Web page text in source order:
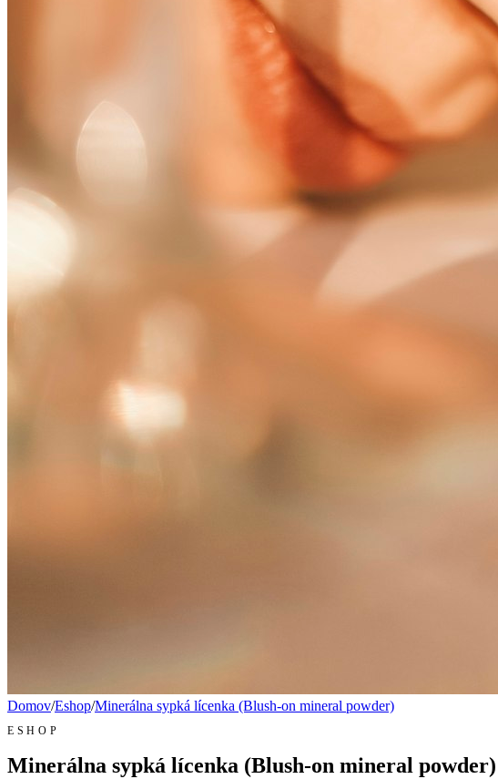
Domov/Eshop/Minerálna sypká lícenka (Blush-on mineral powder)
ESHOP
Minerálna sypká lícenka (Blush-on mineral powder)